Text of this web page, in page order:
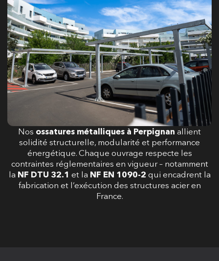
Nos ossatures métalliques à Perpignan allient
solidité structurelle, modularité et performance
énergétique. Chaque ouvrage respecte les
contraintes réglementaires en vigueur – notamment
la NF DTU 32.1 et la NF EN 1090-2 qui encadrent la
fabrication et l’exécution des structures acier en
France.